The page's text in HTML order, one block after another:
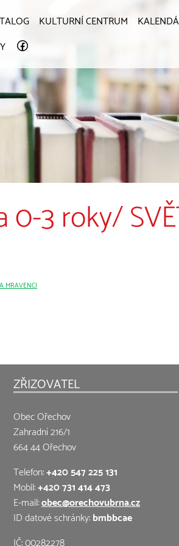
KULTURNÍ CENTRUM
3 roky/
MRAVENCI
ZŘIZOVATEL
Obec Ořechov
Zahradní 216/1
664 44 Ořechov
Telefon:+420 547 225 131
Mobil:+420 731 414 473
E-mail:obec@orechovubrna.cz
ID datové schránky:bmbbcae
IČ: 00282278